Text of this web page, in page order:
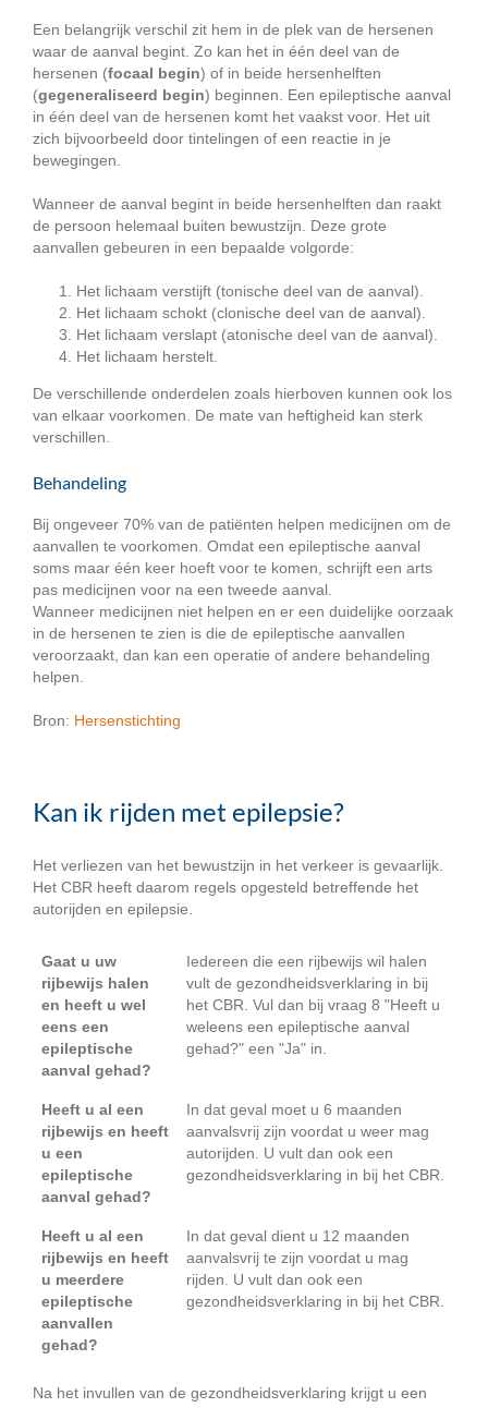
Een belangrijk verschil zit hem in de plek van de hersenen
waar de aanval begint. Zo kan het in één deel van de
hersenen (focaal begin) of in beide hersenhelften
(gegeneraliseerd begin) beginnen. Een epileptische aanval
in één deel van de hersenen komt het vaakst voor. Het uit
zich bijvoorbeeld door tintelingen of een reactie in je
bewegingen.
Wanneer de aanval begint in beide hersenhelften dan raakt
de persoon helemaal buiten bewustzijn. Deze grote
aanvallen gebeuren in een bepaalde volgorde:
Het lichaam verstijft (tonische deel van de aanval).
Het lichaam schokt (clonische deel van de aanval).
Het lichaam verslapt (atonische deel van de aanval).
Het lichaam herstelt.
De verschillende onderdelen zoals hierboven kunnen ook los
van elkaar voorkomen. De mate van heftigheid kan sterk
verschillen.
Behandeling
Bij ongeveer 70% van de patiënten helpen medicijnen om de
aanvallen te voorkomen. Omdat een epileptische aanval
soms maar één keer hoeft voor te komen, schrijft een arts
pas medicijnen voor na een tweede aanval.
Wanneer medicijnen niet helpen en er een duidelijke oorzaak
in de hersenen te zien is die de epileptische aanvallen
veroorzaakt, dan kan een operatie of andere behandeling
helpen.
Bron: Hersenstichting
Kan ik rijden met epilepsie?
Het verliezen van het bewustzijn in het verkeer is gevaarlijk.
Het CBR heeft daarom regels opgesteld betreffende het
autorijden en epilepsie.
Gaat u uw
rijbewijs halen
en heeft u wel
eens een
epileptische
aanval gehad?
Iedereen die een rijbewijs wil halen
vult de gezondheidsverklaring in bij
het CBR. Vul dan bij vraag 8 "Heeft u
weleens een epileptische aanval
gehad?" een "Ja" in.
Heeft u al een
rijbewijs en heeft
u een
epileptische
aanval gehad?
In dat geval moet u 6 maanden
aanvalsvrij zijn voordat u weer mag
autorijden. U vult dan ook een
gezondheidsverklaring in bij het CBR.
Heeft u al een
rijbewijs en heeft
u meerdere
epileptische
aanvallen
gehad?
In dat geval dient u 12 maanden
aanvalsvrij te zijn voordat u mag
rijden. U vult dan ook een
gezondheidsverklaring in bij het CBR.
Na het invullen van de gezondheidsverklaring krijgt u een